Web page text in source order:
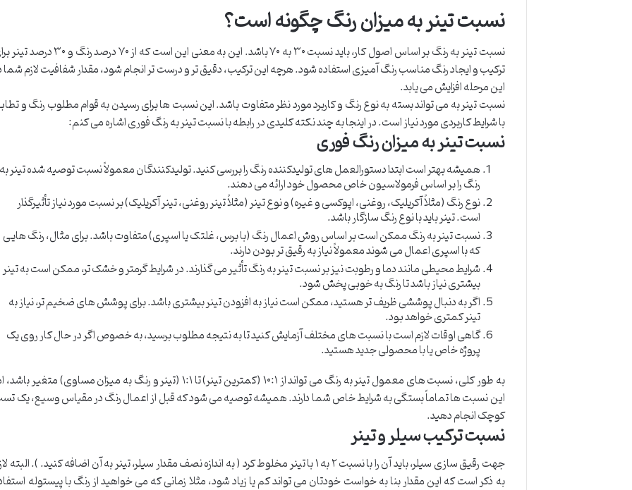
نسبت تینر به میزان رنگ چگونه است؟
نسبت تینر به رنگ بر اساس اصول کار، باید نسبت ۳۰ به ۷۰ باشد. این به معنی این است که از ۷۰ درصد
ترکیب و ایجاد رنگ مناسب رنگ آمیزی استفاده شود. هرچه این ترکیب، دقیق تر و درست تر انجام شود، مقدار شفافیت لازم شما
این مرحله افزایش می یابد.
نسبت تینر به می تواند بسته به نوع رنگ و کاربرد مورد نظر متفاوت باشد. این نسبت ها برای رسیدن به قوام مطلوب رنگ و
با شرایط کاربردی مورد نیاز است. در اینجا به چند نکته کلیدی در رابطه با نسبت تینر به رنگ فوری اشاره می کنم:
نسبت تینر به میزان رنگ فوری
همیشه بهتر است ابتدا دستورالعمل های تولیدکننده رنگ را بررسی کنید. تولیدکنندگان معمولاً نسبت توصیه شده تینر به
رنگ را بر اساس فرمولاسیون خاص محصول خود ارائه می دهند.
نوع رنگ (مثلاً آکریلیک، روغنی، اپوکسی و غیره) و نوع تینر (مثلاً تینر روغنی، تینر آکریلیک) بر نسبت مورد نیاز تأثیرگذار
است. تینر باید با نوع رنگ سازگار باشد.
نسبت تینر به رنگ ممکن است بر اساس روش اعمال رنگ (با برس، غلتک یا اسپری) متفاوت باشد. برای مثال، رنگ هایی
که با اسپری اعمال می شوند معمولاً نیاز به رقیق تر بودن دارند.
شرایط محیطی مانند دما و رطوبت نیز بر نسبت تینر به رنگ تأثیر می گذارند. در شرایط گرمتر و خشک تر، ممکن است به تینر
بیشتری نیاز باشد تا رنگ به خوبی پخش شود.
اگر به دنبال پوششی ظریف تر هستید، ممکن است نیاز به افزودن تینر بیشتری باشد. برای پوشش های ضخیم تر، نیاز به
تینر کمتری خواهد بود.
گاهی اوقات لازم است با نسبت های مختلف آزمایش کنید تا به نتیجه مطلوب برسید، به خصوص اگر در حال کار روی یک
پروژه خاص یا با محصولی جدید هستید.
به طور کلی، نسبت های معمول تینر به رنگ می تواند از ۱۰:۱ (کمترین تینر) تا ۱:۱ (تینر و رنگ به میزان مساوی) متغیر
این نسبت ها تماماً بستگی به شرایط خاص شما دارند. همیشه توصیه می شود که قبل از اعمال رنگ در مقیاس وسیع، یک
کوچک انجام دهید.
نسبت ترکیب سیلر و تینر
جهت رقیق سازی سیلر، باید آن را با نسبت ۲ به ۱ با تینر مخلوط کرد ( به اندازه نصف مقدار سیلر، تینر به آن اضافه کنید. ). البته
به ذکر است که این مقدار بنا به خواست خودتان می تواند کم یا زیاد شود، مثلا زمانی که می خواهید از رنگ با پیستوله